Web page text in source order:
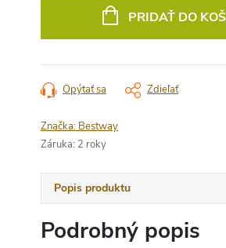
PRIDAŤ DO
Opýtať sa Zdieľať
Značka: Bestway
Záruka: 2 roky
Popis produktu
Podrobný popis